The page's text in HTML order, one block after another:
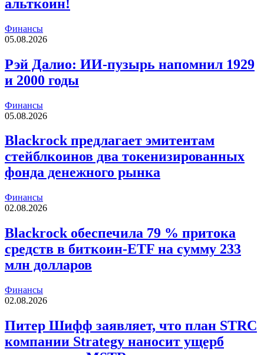
альткоин!
Финансы
05.08.2026
Рэй Далио: ИИ-пузырь напомнил 1929
и 2000 годы
Финансы
05.08.2026
Blackrock предлагает эмитентам
стейблкоинов два токенизированных
фонда денежного рынка
Финансы
02.08.2026
Blackrock обеспечила 79 % притока
средств в биткоин-ETF на сумму 233
млн долларов
Финансы
02.08.2026
Питер Шифф заявляет, что план STRC
компании Strategy наносит ущерб